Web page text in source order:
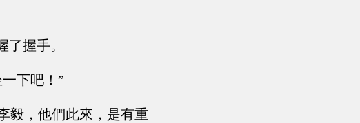
握手。
下吧！”
毅，他們此來，是有重